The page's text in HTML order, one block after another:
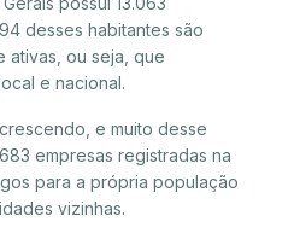
desses habitantes são
ativas, ou seja, que
e nacional.
e muito desse
empresas registradas na
para a própria população
vizinhas.